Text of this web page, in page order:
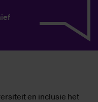
en inclusie het